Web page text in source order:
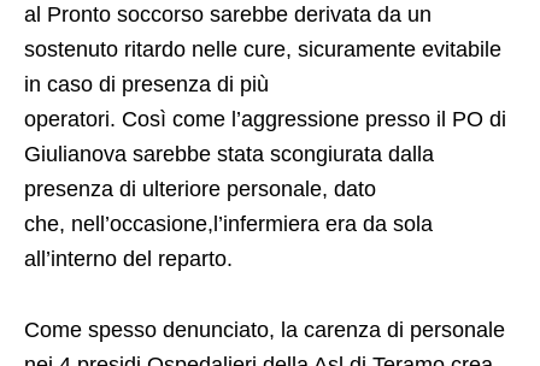
al Pronto soccorso sarebbe derivata da un
sostenuto ritardo nelle cure, sicuramente evitabile
in caso di presenza di più
operatori. Così come l’aggressione presso il PO di
Giulianova sarebbe stata scongiurata dalla
presenza di ulteriore personale, dato
che, nell’occasione,l’infermiera era da sola
all’interno del reparto.
Come spesso denunciato, la carenza di personale